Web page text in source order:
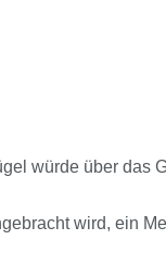
würde über das
wird, ein